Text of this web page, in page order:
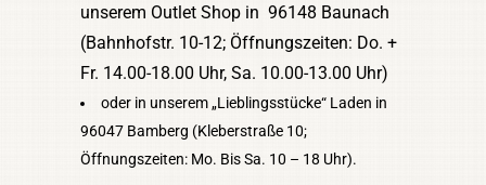
unserem Outlet Shop in 96148 Baunach
(Bahnhofstr. 10-12; Öffnungszeiten: Do. +
Fr. 14.00-18.00 Uhr, Sa. 10.00-13.00 Uhr)
oder in unserem „Lieblingsstücke“ Laden in
96047 Bamberg (Kleberstraße 10;
Öffnungszeiten: Mo. Bis Sa. 10 – 18 Uhr).